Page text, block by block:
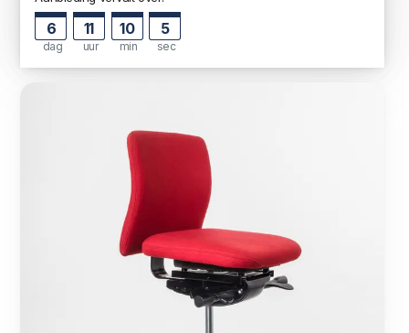
6
dag
11
uur
10
min
4
sec